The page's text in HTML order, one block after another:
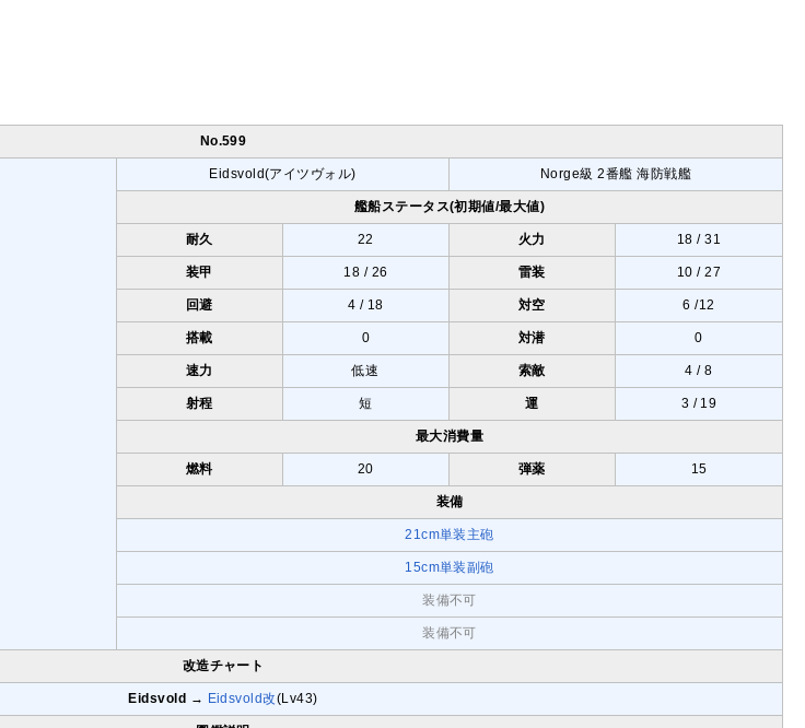
No.599
Eidsvold(アイツヴォル) Norge級 2番艦 海防戦艦
艦船ステータス(初期値/最大値)
耐久 22 火力 18 / 31
装甲 18 / 26 雷装 10 / 27
回避 4 / 18 対空 6 /12
搭載 0 対潜 0
速力 低速 索敵 4 / 8
射程 短 運 3 / 19
最大消費量
燃料 20 弾薬 15
装備
21cm単装主砲
15cm単装副砲
装備不可
装備不可
改造チャート
Eidsvold → Eidsvold改(Lv43)